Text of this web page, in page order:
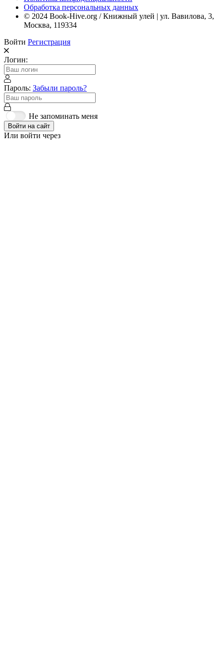
Обработка персональных данных
© 2024 Book-Hive.org / Книжный улей | ул. Вавилова, 3,
Москва, 119334
Войти Регистрация
Логин:
Пароль: Забыли пароль?
Не запоминать меня
Войти на сайт
Или войти через